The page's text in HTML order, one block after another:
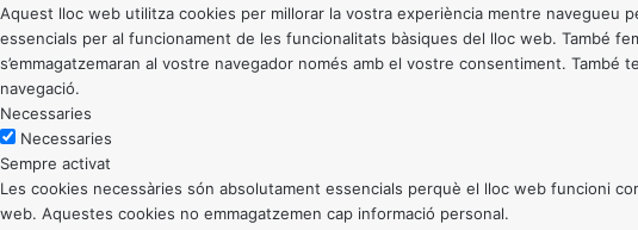
Aquest lloc web utilitza cookies per millorar la vostra experiència mentre navegueu
essencials per al funcionament de les funcionalitats bàsiques del lloc web. També
s’emmagatzemaran al vostre navegador només amb el vostre consentiment.
navegació.
Necessaries
Necessaries
Sempre activat
Les cookies necessàries són absolutament essencials perquè el lloc web funcioni
web. Aquestes cookies no emmagatzemen cap informació personal.